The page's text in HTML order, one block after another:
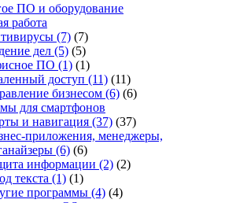
ПО и оборудование
работа
(7) (7)
дел (5) (5)
ПО (1) (1)
доступ (11) (11)
бизнесом (6) (6)
для смартфонов
и навигация (37) (37)
приложения, менеджеры,
(6) (6)
информации (2) (2)
текста (1) (1)
программы (4) (4)